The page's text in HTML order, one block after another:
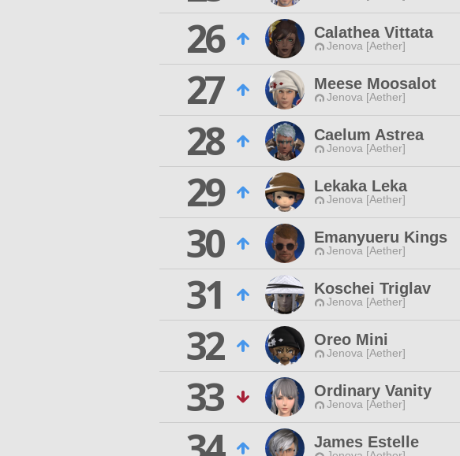
26
Calathea Vittata
Jenova [Aether]
27
Meese Moosalot
Jenova [Aether]
28
Caelum Astrea
Jenova [Aether]
29
Lekaka Leka
Jenova [Aether]
30
Emanyueru Kings
Jenova [Aether]
31
Koschei Triglav
Jenova [Aether]
32
Oreo Mini
Jenova [Aether]
33
Ordinary Vanity
Jenova [Aether]
James Estelle